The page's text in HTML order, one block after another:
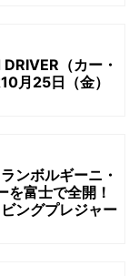
（カー・
月25日（金）
ンボルギーニ・
富士で全開！
ングプレジャー